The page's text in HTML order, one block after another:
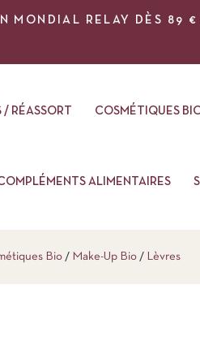
MONDIAL RELAY DÈS 89 €
RÉASSORT COSMÉTIQUES
ALIMENTAIRES
Bio Make-Up Bio Lèvres